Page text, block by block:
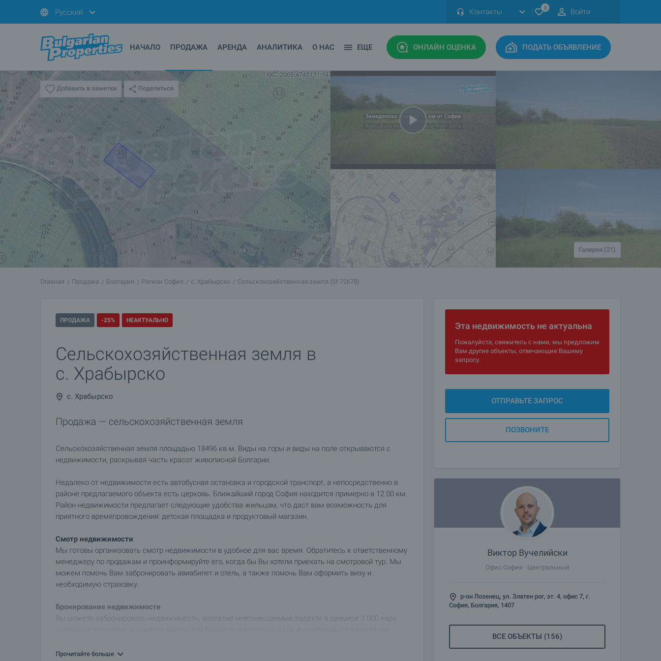
Русский Контакты 0 Войти
НАЧАЛО ПРОДАЖА АРЕНДА АНАЛИТИКА О НАС ЕЩЕ ОНЛАЙН ОЦЕНКА ПОДАТЬ ОБЪЯВЛЕНИЕ
Добавить в заметки Поделиться
Галерея (21)
Главная Продажа Болгария Регион София с. Храбырско Сельскохозяйственная земля (Sf 72678)
ПРОДАЖА -25% НЕАКТУАЛЬНО
Сельскохозяйственная земля в
с. Храбырско
с. Храбырско
Продажа — сельскохозяйственная земля
Сельскохозяйственная земля площадью 18496 кв.м. Виды на горы и виды на поле открываются с
недвижимости, раскрывая часть красот живописной Болгарии.
Недалеко от недвижимости есть автобусная остановка и городской транспорт, а непосредственно в
районе предлагаемого объекта есть церковь. Ближайший город София находится примерно в 12.00 км.
Район недвижимости предлагает следующие удобства жильцам, что даст вам возможность для
приятного времяпровождения: детская площадка и продуктовый магазин.
Смотр недвижимости
Мы готовы организовать смотр недвижимости в удобное для вас время. Обратитесь к ответственному
менеджеру по продажам и проинформируйте его, когда бы Вы хотели приехать на смотровой тур. Мы
можем помочь Вам забронировать авиабилет и отель, а также помочь Вам оформить визу и
необходимую страховку.
Бронирование недвижимости
Вы можете забронировать недвижимость, заплатив невозмещаемый задаток в размере 2 000 евро
покупателями производиться не будут, и начнется изготовление необходимых документов по
Прочитайте больше
Эта недвижимость не актуальна
Пожалуйста, свяжитесь с нами, мы предложим
Вам другие объекты, отвечающие Вашему
запросу.
ОТПРАВЬТЕ ЗАПРОС
ПОЗВОНИТЕ
Виктор Вучелийски
Офис София - Центральный
р-он Лозенец, ул. Златен рог, эт. 4, офис 7, г.
София, Болгария, 1407
ВСЕ ОБЪЕКТЫ (156)